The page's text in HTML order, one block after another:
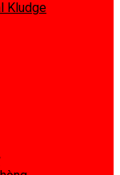
Kludge